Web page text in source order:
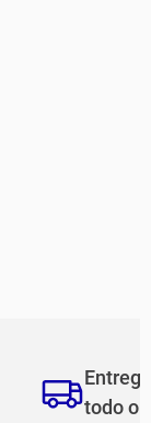
todo o